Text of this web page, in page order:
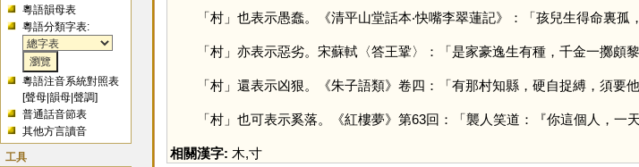
粵語韻母表
粵語分類字表:
粵語注音系統對照表
[聲母 |韻母 |聲調]
普通話音節表
其他方言讀音
工具
「 村」也表示愚蠢。《清平山堂話本‧快嘴李翠蓮記》：「孩兒生得命裏孤
「 村」亦表示惡劣。宋蘇軾〈答王鞏〉：「是家豪逸生有種，千金一擲頗
「 村」還表示凶狠。《朱子語類》卷四：「有那村知縣，硬自捉縛，須要他
「 村」也可表示奚落。《紅樓夢》第63回：「襲人笑道：『你這個人，一
相關漢字: 木,寸